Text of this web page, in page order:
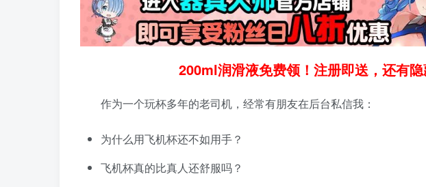
200ml润滑液免费领！注册即送，还有
作为一个玩杯多年的老司机，经常有朋友在后台私信我：
为什么用飞机杯还不如用手？
飞机杯真的比真人还舒服吗？